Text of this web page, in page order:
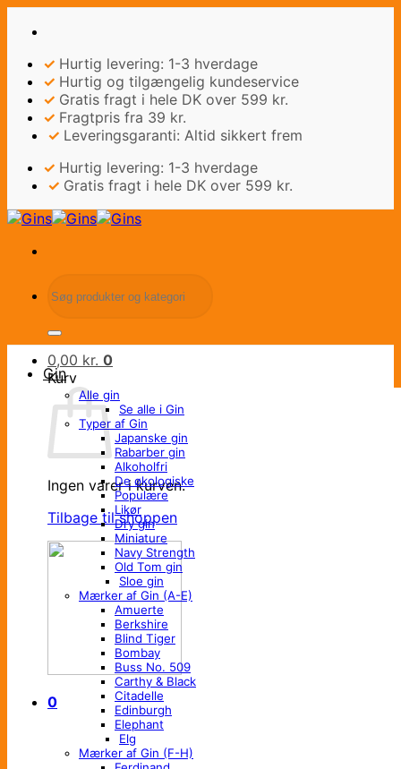
✓ Hurtig levering: 1-3 hverdage
✓ Hurtig og tilgængelig kundeservice
✓ Gratis fragt i hele DK over 599 kr.
✓ Fragtpris fra 39 kr.
✓ Leveringsgaranti: Altid sikkert frem
✓ Hurtig levering: 1-3 hverdage
✓ Gratis fragt i hele DK over 599 kr.
efter:
0,00 kr. 0
Kurv
Ingen varer i kurven.
Tilbage til shoppen
0
Gin
Alle gin
Se alle i Gin
Typer af Gin
Japanske gin
Rabarber gin
Alkoholfri
De økologiske
Populære
Likør
Dry gin
Miniature
Navy Strength
Old Tom gin
Sloe gin
Mærker af Gin (A-E)
Amuerte
Berkshire
Blind Tiger
Bombay
Buss No. 509
Carthy & Black
Citadelle
Edinburgh
Elephant
Elg
Mærker af Gin (F-H)